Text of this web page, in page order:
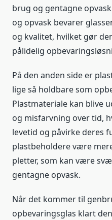
brug og gentagne
og opvask bevarer
og kvalitet, hvilket gør
pålidelig
På den anden side er
lige så holdbare som
Plastmateriale kan blive
og misfarvning over tid,
levetid og påvirke deres
plastbeholdere være
pletter, som kan være
gentagne opvask.
Når det kommer til
opbevaringsglas klart